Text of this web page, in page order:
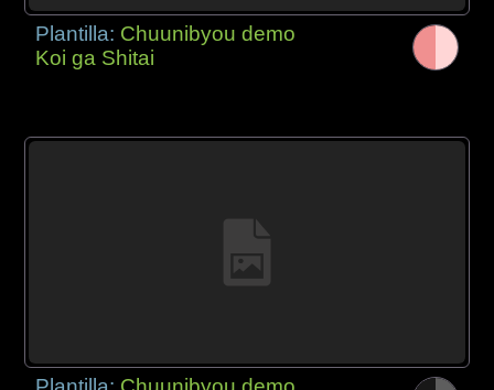
Plantilla: Chuunibyou demo
Koi ga Shitai